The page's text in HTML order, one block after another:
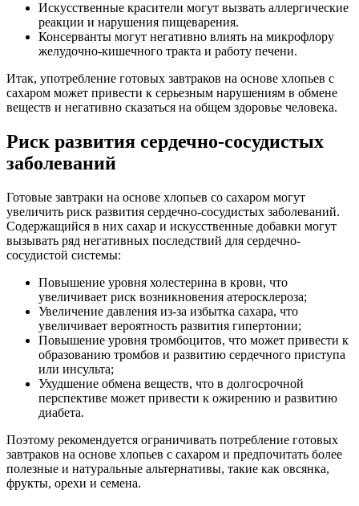
Искусственные красители могут вызвать аллергические
реакции и нарушения пищеварения.
Консерванты могут негативно влиять на микрофлору
желудочно-кишечного тракта и работу печени.
Итак, употребление готовых завтраков на основе хлопьев с
сахаром может привести к серьезным нарушениям в обмене
веществ и негативно сказаться на общем здоровье человека.
Риск развития сердечно-сосудистых
заболеваний
Готовые завтраки на основе хлопьев со сахаром могут
увеличить риск развития сердечно-сосудистых заболеваний.
Содержащийся в них сахар и искусственные добавки могут
вызывать ряд негативных последствий для сердечно-
сосудистой системы:
Повышение уровня холестерина в крови, что
увеличивает риск возникновения атеросклероза;
Увеличение давления из-за избытка сахара, что
увеличивает вероятность развития гипертонии;
Повышение уровня тромбоцитов, что может привести к
образованию тромбов и развитию сердечного приступа
или инсульта;
Ухудшение обмена веществ, что в долгосрочной
перспективе может привести к ожирению и развитию
диабета.
Поэтому рекомендуется ограничивать потребление готовых
завтраков на основе хлопьев с сахаром и предпочитать более
полезные и натуральные альтернативы, такие как овсянка,
фрукты, орехи и семена.